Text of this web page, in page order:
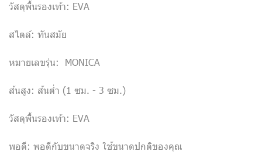
วัสดุพื้นรองเท้า: EVA
สไตล์: ทันสมัย
หมายเลขรุ่น: MONICA
ส้นสูง: ส้นต่ำ (1 ซม. - 3 ซม.)
วัสดุพื้นรองเท้า: EVA
พอดี: พอดีกับขนาดจริง ใช้ขนาดปกติของคุณ